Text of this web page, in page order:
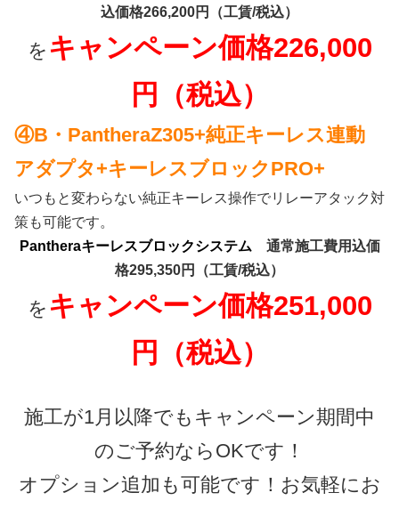
込価格266,200円（工賃/税込）
を キャンペーン価格226,000
円（税込）
④B・PantheraZ305+純正キーレス連動
アダプタ+キーレスブロックPRO+
いつもと変わらない純正キーレス操作でリレーアタック対
策も可能です。
Pantheraキーレスブロックシステム 通常施工費用込価
格295,350円（工賃/税込）
を キャンペーン価格251,000
円（税込）
施工が1月以降でもキャンペーン期間中
のご予約ならOKです！
オプション追加も可能です！お気軽にお